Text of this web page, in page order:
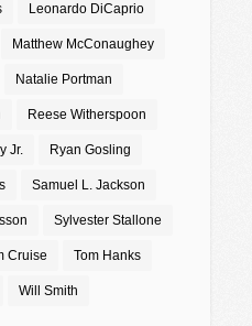
Leonardo DiCaprio
Matthew McConaughey
Natalie Portman
Reese Witherspoon
Jr. Ryan Gosling
Samuel L. Jackson
Sylvester Stallone
Cruise Tom Hanks
Will Smith